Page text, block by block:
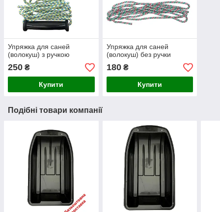
Упряжка для саней
(волокуш) з ручкою
250 ₴
Купити
Упряжка для саней
(волокуш) без ручки
180₴
Купити
Подібні товари компанії